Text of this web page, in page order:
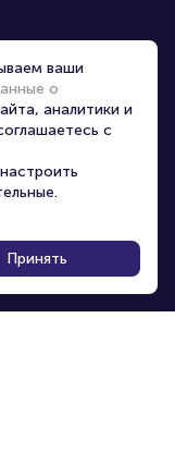
42-62
ваши
о
аналитики и
с
Принять